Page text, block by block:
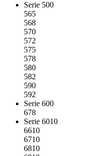
Serie 500
565
568
570
572
575
578
580
582
590
592
Serie 600
678
Serie 6010
6610
6710
6810